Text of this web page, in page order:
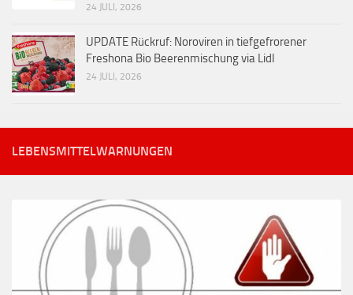
24 JULI, 2026
UPDATE Rückruf: Noroviren in tiefgefrorener
Freshona Bio Beerenmischung via Lidl
24 JULI, 2026
LEBENSMITTELWARNUNGEN